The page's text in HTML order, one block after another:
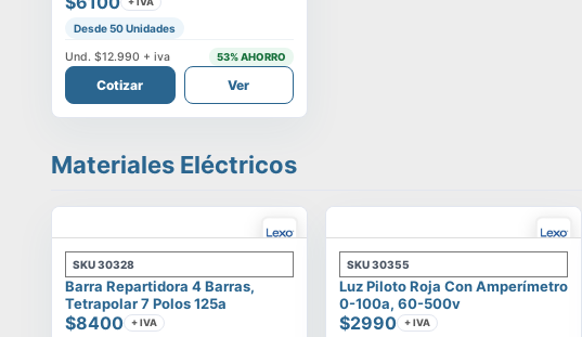
Desde 50 Unidades
Und.$12.990 + iva 53% AHORRO
Cotizar Ver
Materiales Eléctricos
SKU30328
Barra Repartidora 4 Barras,
Tetrapolar 7 Polos 125a
$8400 + IVA
SKU30355
Luz Piloto Roja Con Amperímetro
0-100a, 60-500v
$2990 + IVA